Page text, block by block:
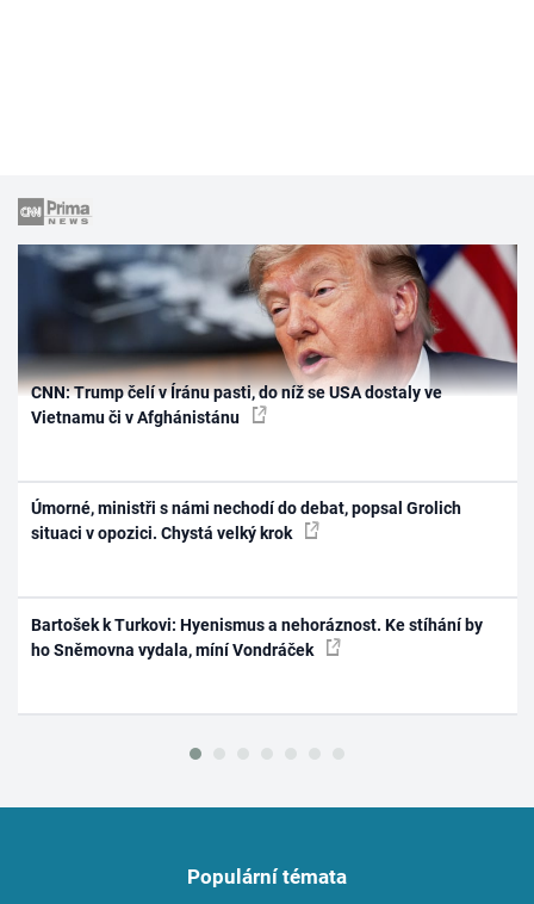
CNN: Trump čelí v Íránu pasti, do níž se USA dostaly ve
Vietnamu či v Afghánistánu
Úmorné, ministři s námi nechodí do debat, popsal Grolich
situaci v opozici. Chystá velký krok
Bartošek k Turkovi: Hyenismus a nehoráznost. Ke stíhání by
ho Sněmovna vydala, míní Vondráček
Populární témata